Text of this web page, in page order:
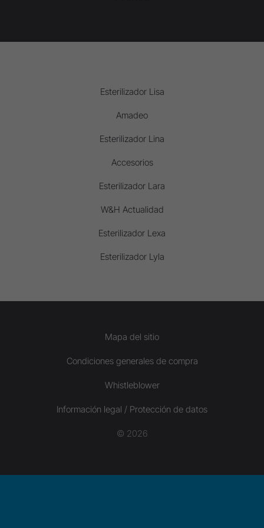
Esterilizador Lisa
Amadeo
Esterilizador Lina
Accesorios
Esterilizador Lara
W&H Actualidad
Esterilizador Lexa
Esterilizador Lyla
Mapa del sitio
Condiciones generales de compra
Whistleblower
Información legal / Protección de datos
© 2026